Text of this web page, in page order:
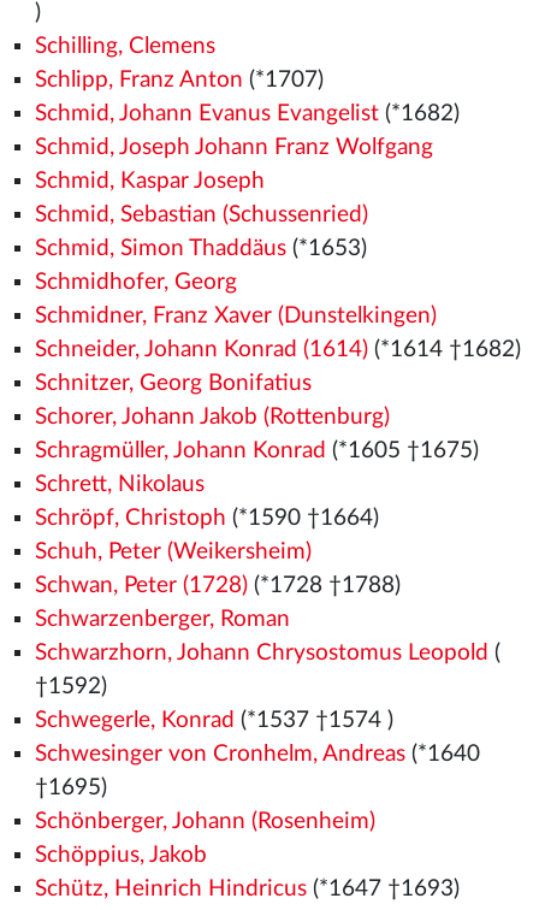
)
Schilling, Clemens
Schlipp, Franz Anton (*1707)
Schmid, Johann Evanus Evangelist(*1682)
Schmid, Joseph Johann Franz Wolfgang
Schmid, Kaspar Joseph
Schmid, Sebastian (Schussenried)
Schmid, Simon Thaddäus(*1653)
Schmidhofer, Georg
Schmidner, Franz Xaver (Dunstelkingen)
Schneider, Johann Konrad (1614)(*1614 †1682)
Schnitzer, Georg Bonifatius
Schorer, Johann Jakob (Rottenburg)
Schragmüller, Johann Konrad (*1605 †1675)
Schrett, Nikolaus
Schröpf, Christoph (*1590 †1664)
Schuh, Peter (Weikersheim)
Schwan, Peter (1728)(*1728 †1788)
Schwarzenberger, Roman
Schwarzhorn, Johann Chrysostomus Leopold (
†1592)
Schwegerle, Konrad (*1537 †1574 )
Schwesinger von Cronhelm, Andreas(*1640
†1695)
Schönberger, Johann (Rosenheim)
Schöppius, Jakob
Schütz, Heinrich Hindricus(*1647 †1693)